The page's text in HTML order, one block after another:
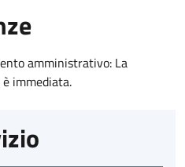
amministrativo: La
immediata.